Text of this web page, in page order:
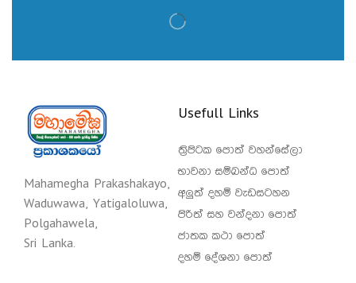
Mahamegha Prakashakayo,
Waduwawa, Yatigaloluwa,
Polgahawela,
Sri Lanka.
Usefull Links
ත්‍රිපිටක පොත් වහන්සේලා
භාවනා සම්බන්ධ පොත්
අලුත් දහම් වැඩසටහන
පිරිත් සහ වන්දනා පොත්
ජාතක කථා පොත්
දහම් දේශනා පොත්